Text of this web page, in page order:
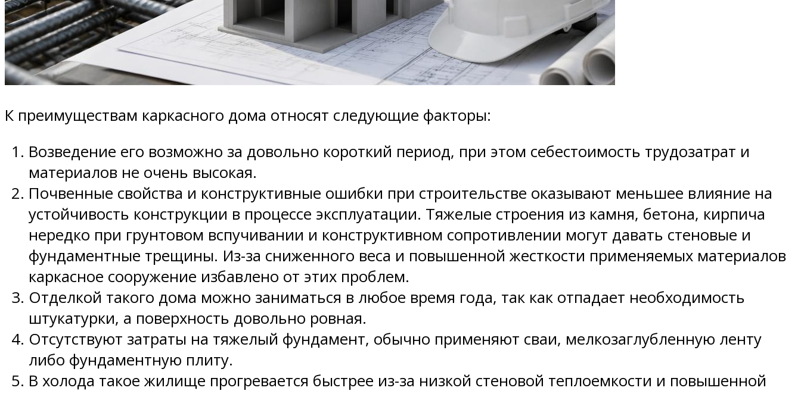
К преимуществам каркасного дома относят следующие факторы:
Возведение его возможно за довольно короткий период, при этом себестоимость трудозатрат и
материалов не очень высокая.
Почвенные свойства и конструктивные ошибки при строительстве оказывают меньшее влияние на
устойчивость конструкции в процессе эксплуатации. Тяжелые строения из камня, бетона, кирпича
нередко при грунтовом вспучивании и конструктивном сопротивлении могут давать стеновые и
фундаментные трещины. Из-за сниженного веса и повышенной жесткости применяемых материалов
каркасное сооружение избавлено от этих проблем.
Отделкой такого дома можно заниматься в любое время года, так как отпадает необходимость
штукатурки, а поверхность довольно ровная.
Отсутствуют затраты на тяжелый фундамент, обычно применяют сваи, мелкозаглубленную ленту
либо фундаментную плиту.
В холода такое жилище прогревается быстрее из-за низкой стеновой теплоемкости и повышенной